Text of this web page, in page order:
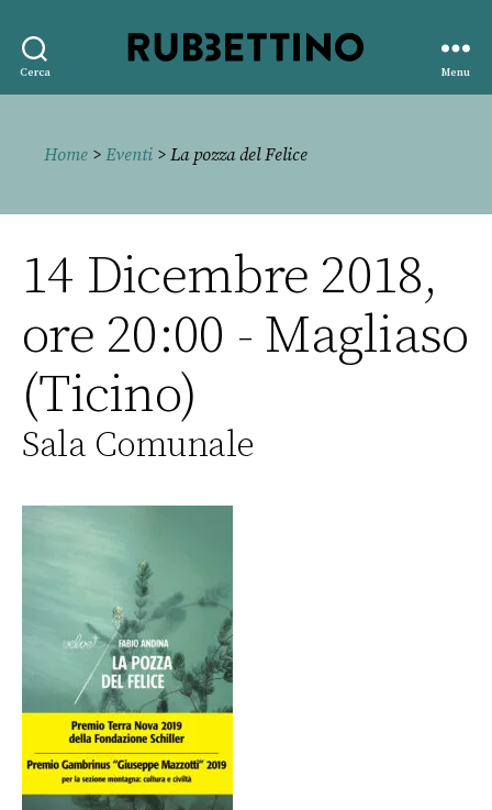
Cerca
editore
Menu
Home > Eventi > La pozza del Felice
14 Dicembre 2018,
ore 20:00 - Magliaso
(Ticino)
Sala Comunale